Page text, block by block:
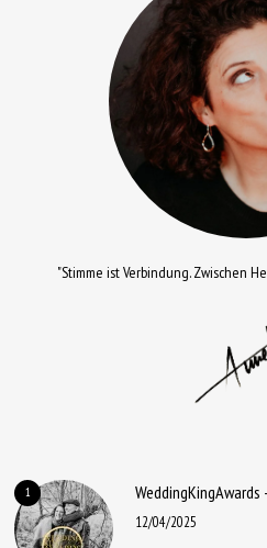
"Stimme ist Verbindung. Zwischen
1
12/04/2025